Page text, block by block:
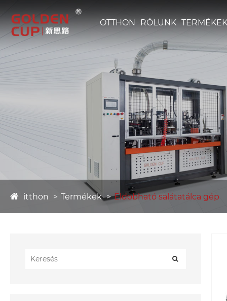
OTTHON RÓLUNK TERMÉKEK
itthon Termékek Eldobható salátatálca gép